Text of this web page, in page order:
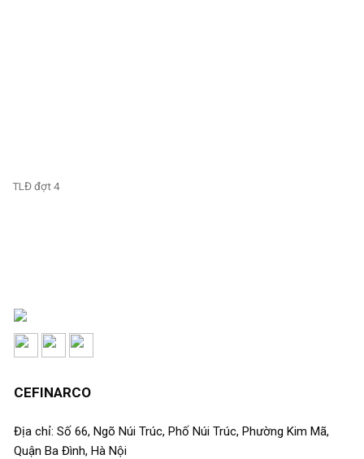
TLĐ đợt 4
CEFINARCO
Địa chỉ: Số 66, Ngõ Núi Trúc, Phố Núi Trúc, Phường Kim Mã,
Quận Ba Đình, Hà Nội